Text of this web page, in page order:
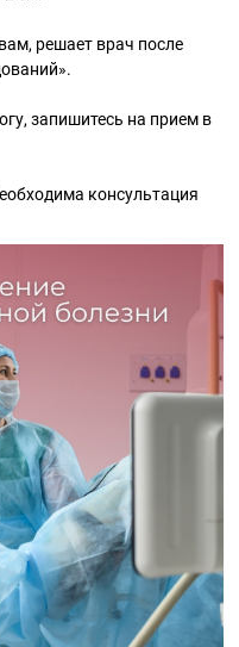
решает врач после
запишитесь на прием в
консультация